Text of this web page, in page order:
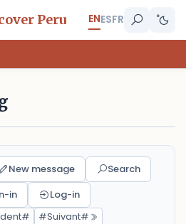
Peru ENESFR
New message
Search
in
Log-in
#Suivant#